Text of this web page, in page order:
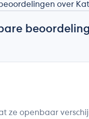
over
ze openbaar